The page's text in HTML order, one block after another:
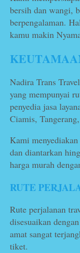
bersih dan wangi,
berpengalaman.
kamu makin
Nadira Trans
yang mempunyai
penyedia jasa
Ciamis,
Kami
dan diantarkan
harga murah
RUTE
Rute perjalanan
disesuaikan
amat sangat
tiket.